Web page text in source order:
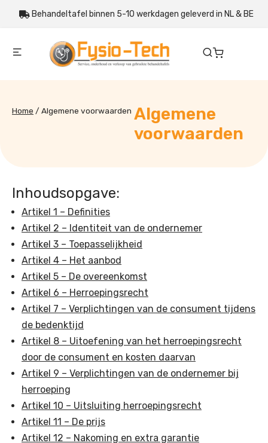
Behandeltafel binnen 5-10 werkdagen geleverd in NL & BE
Home / Algemene voorwaarden Algemene
voorwaarden
Inhoudsopgave:
Artikel 1 – Definities
Artikel 2 – Identiteit van de ondernemer
Artikel 3 – Toepasselijkheid
Artikel 4 – Het aanbod
Artikel 5 – De overeenkomst
Artikel 6 – Herroepingsrecht
Artikel 7 – Verplichtingen van de consument tijdens
de bedenktijd
Artikel 8 – Uitoefening van het herroepingsrecht
door de consument en kosten daarvan
Artikel 9 – Verplichtingen van de ondernemer bij
herroeping
Artikel 10 – Uitsluiting herroepingsrecht
Artikel 11 – De prijs
Artikel 12 – Nakoming en extra garantie